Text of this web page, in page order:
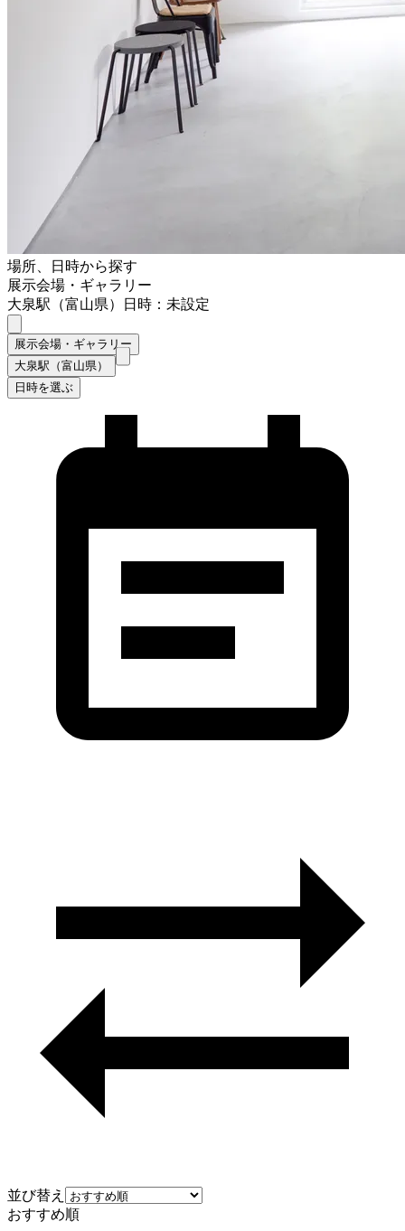
場所、日時から探す
展示会場・ギャラリー
大泉駅（富山県）
日時：未設定
展示会場・ギャラリー
大泉駅（富山県）
日時を選ぶ
並び替え
おすすめ順